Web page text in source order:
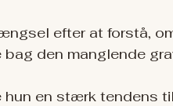
efter at forstå,
den manglende
hun en stærk tendens